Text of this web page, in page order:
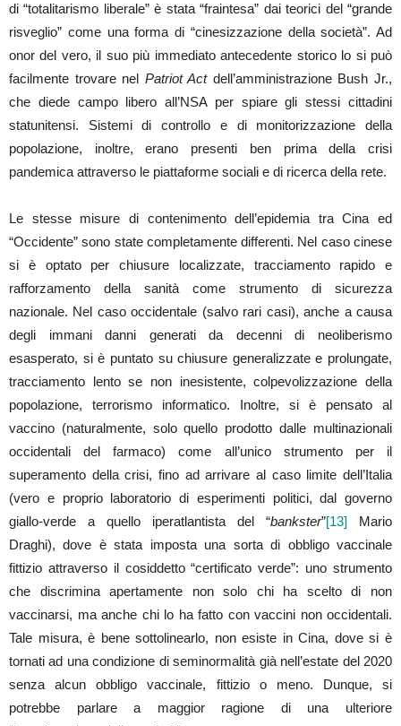
di “totalitarismo liberale” è stata “fraintesa” dai teorici del “grande
risveglio” come una forma di “cinesizzazione della società”. Ad
onor del vero, il suo più immediato antecedente storico lo si può
facilmente trovare nel Patriot Actdell’amministrazione Bush Jr.,
che diede campo libero all’NSA per spiare gli stessi cittadini
statunitensi. Sistemi di controllo e di monitorizzazione della
popolazione, inoltre, erano presenti ben prima della crisi
pandemica attraverso le piattaforme sociali e di ricerca della rete.
Le stesse misure di contenimento dell’epidemia tra Cina ed
“Occidente” sono state completamente differenti. Nel caso cinese
si è optato per chiusure localizzate, tracciamento rapido e
rafforzamento della sanità come strumento di sicurezza
nazionale. Nel caso occidentale (salvo rari casi), anche a causa
degli immani danni generati da decenni di neoliberismo
esasperato, si è puntato su chiusure generalizzate e prolungate,
tracciamento lento se non inesistente, colpevolizzazione della
popolazione, terrorismo informatico. Inoltre, si è pensato al
vaccino (naturalmente, solo quello prodotto dalle multinazionali
occidentali del farmaco) come all’unico strumento per il
superamento della crisi, fino ad arrivare al caso limite dell’Italia
(vero e proprio laboratorio di esperimenti politici, dal governo
giallo-verde a quello iperatlantista del “bankster”[13] Mario
Draghi), dove è stata imposta una sorta di obbligo vaccinale
fittizio attraverso il cosiddetto “certificato verde”: uno strumento
che discrimina apertamente non solo chi ha scelto di non
vaccinarsi, ma anche chi lo ha fatto con vaccini non occidentali.
Tale misura, è bene sottolinearlo, non esiste in Cina, dove si è
tornati ad una condizione di seminormalità già nell’estate del 2020
senza alcun obbligo vaccinale, fittizio o meno. Dunque, si
potrebbe parlare a maggior ragione di una ulteriore